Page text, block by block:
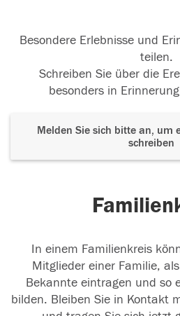
Besondere Erlebnisse und
teilen.
Schreiben Sie über die
besonders in
Melden Sie sich bitte an, um
schreiben
In einem Familienkreis
Mitglieder einer Familie,
Bekannte eintragen und so
bilden. Bleiben Sie in Kontakt